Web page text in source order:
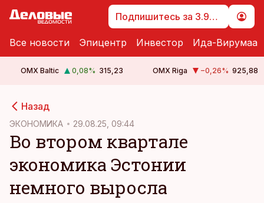
Подпишитесь за 3.99 €
Все новости Эпицентр Инвестор Ида-Вирумаа
OMX Baltic 0,08% 315,23 OMX Riga −0,26% 925,88
Назад
ЭКОНОМИКА 29.08.25, 09:44
Во втором квартале
экономика Эстонии
немного выросла